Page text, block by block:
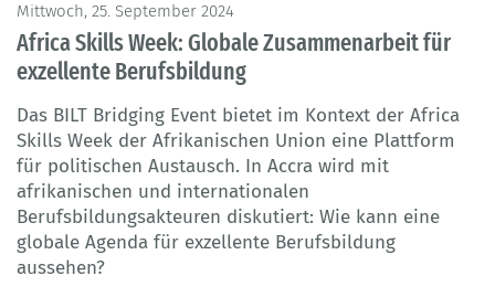
Mittwoch, 25. September 2024
Africa Skills Week: Globale Zusammenarbeit für
exzellente Berufsbildung
Das BILT Bridging Event bietet im Kontext der Africa
Skills Week der Afrikanischen Union eine Plattform
für politischen Austausch. In Accra wird mit
afrikanischen und internationalen
Berufsbildungsakteuren diskutiert: Wie kann eine
globale Agenda für exzellente Berufsbildung
aussehen?